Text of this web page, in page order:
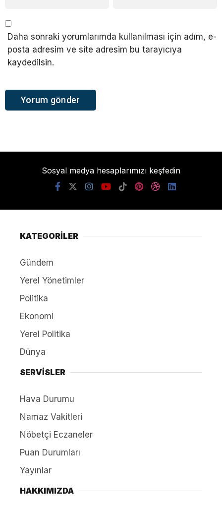
Daha sonraki yorumlarımda kullanılması için adım, e-
posta adresim ve site adresim bu tarayıcıya
kaydedilsin.
Sosyal medya hesaplarımızı keşfedin
KATEGORİLER
Gündem
Yerel Yönetimler
Politika
Ekonomi
Yerel Politika
Dünya
SERVİSLER
Hava Durumu
Namaz Vakitleri
Nöbetçi Eczaneler
Puan Durumları
Yayınlar
HAKKIMIZDA